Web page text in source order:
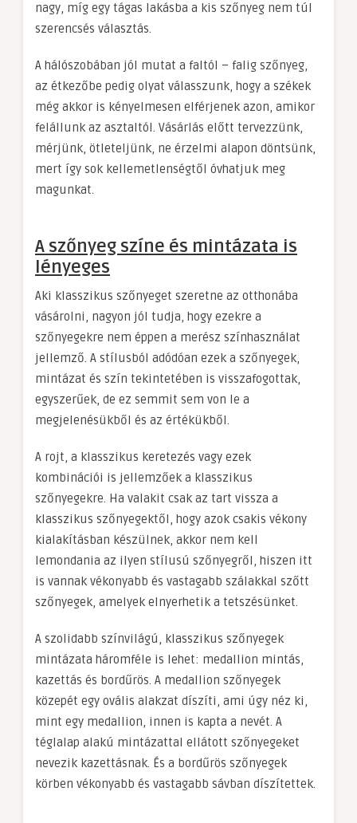
nagy, míg egy tágas lakásba a kis szőnyeg nem túl
szerencsés választás.
A hálószobában jól mutat a faltól – falig szőnyeg,
az étkezőbe pedig olyat válasszunk, hogy a székek
még akkor is kényelmesen elférjenek azon, amikor
felállunk az asztaltól. Vásárlás előtt tervezzünk,
mérjünk, ötleteljünk, ne érzelmi alapon döntsünk,
mert így sok kellemetlenségtől óvhatjuk meg
magunkat.
A szőnyeg színe és mintázata is
lényeges
Aki klasszikus szőnyeget szeretne az otthonába
vásárolni, nagyon jól tudja, hogy ezekre a
szőnyegekre nem éppen a merész színhasználat
jellemző. A stílusból adódóan ezek a szőnyegek,
mintázat és szín tekintetében is visszafogottak,
egyszerűek, de ez semmit sem von le a
megjelenésükből és az értékükből.
A rojt, a klasszikus keretezés vagy ezek
kombinációi is jellemzőek a klasszikus
szőnyegekre. Ha valakit csak az tart vissza a
klasszikus szőnyegektől, hogy azok csakis vékony
kialakításban készülnek, akkor nem kell
lemondania az ilyen stílusú szőnyegről, hiszen itt
is vannak vékonyabb és vastagabb szálakkal szőtt
szőnyegek, amelyek elnyerhetik a tetszésünket.
A szolidabb színvilágú, klasszikus szőnyegek
mintázata háromféle is lehet: medallion mintás,
kazettás és bordűrös. A medallion szőnyegek
közepét egy ovális alakzat díszíti, ami úgy néz ki,
mint egy medallion, innen is kapta a nevét. A
téglalap alakú mintázattal ellátott szőnyegeket
nevezik kazettásnak. És a bordűrös szőnyegek
körben vékonyabb és vastagabb sávban díszítettek.